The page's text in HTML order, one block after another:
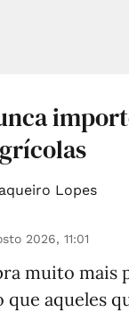
Lopes
2026, 11:01
muito mais
aqueles